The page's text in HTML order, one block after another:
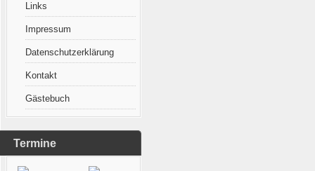
Links
Impressum
Datenschutzerklärung
Kontakt
Gästebuch
Termine